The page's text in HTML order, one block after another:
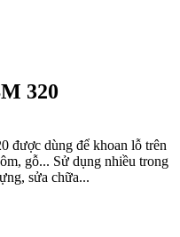
320
được dùng để khoan lỗ trên
gỗ... Sử dụng nhiều trong
sửa chữa...